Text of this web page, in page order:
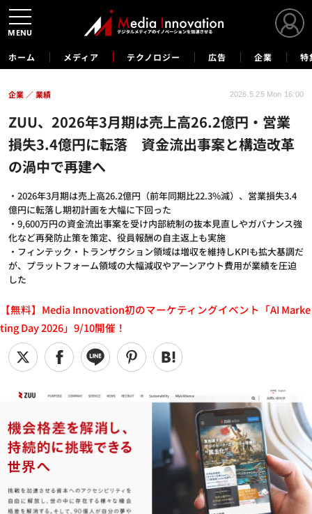
ホーム メディア テクノロジー 広告 企業 特
ZUU、2026年3月期は売上高26.2億円・営業
損失3.4億円に転落 資金流出事案と構造改革
の渦中で再建へ
・2026年3月期は売上高26.2億円（前年同期比22.3%減）、営業損失3.4
億円に転落し期初計画を大幅に下回った
・9,600万円の資金流出事案を受け内部統制の抜本見直しやガバナンス強
化など再発防止策を策定、役員報酬の自主返上も実施
・フィンテック・トランザクション領域は増収を維持しKPIも拡大基調だ
が、プラットフォーム領域の大幅減収やアーンアウト費用が業績を圧迫
した
企業 業績 2026.5.25 Mon 16:00
【無料】Media Innovation初のマーケティングイベント「AI Marke
ting Day 2026」9/10開催！
MENU